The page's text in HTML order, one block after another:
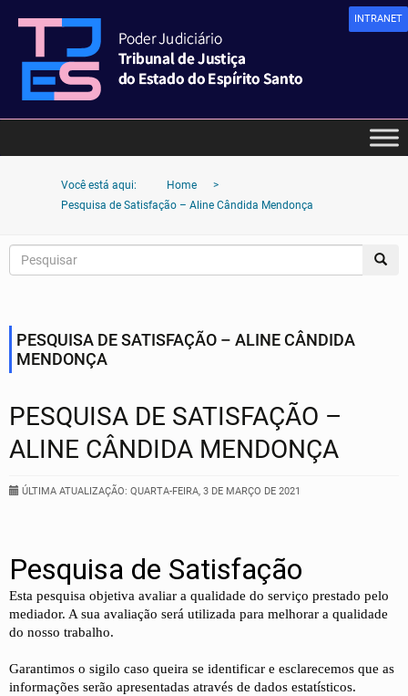
INTRANET
Você está aqui: Home
>
Pesquisa de Satisfação – Aline Cândida Mendonça
PESQUISA DE SATISFAÇÃO – ALINE CÂNDIDA
MENDONÇA
PESQUISA DE SATISFAÇÃO –
ALINE CÂNDIDA MENDONÇA
ÚLTIMA ATUALIZAÇÃO: QUARTA-FEIRA, 3 DE MARÇO DE 2021